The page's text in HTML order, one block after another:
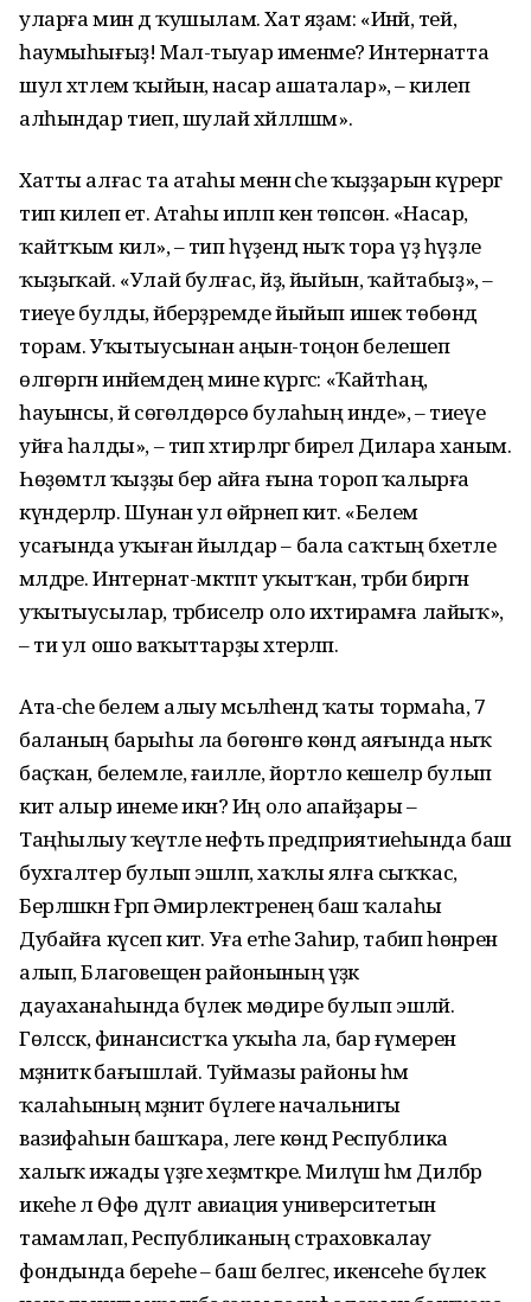
уларға мин дә ҡушылам. Хат яҙам: «Инәй, әтей,
һаумыһығыҙ! Мал-тыуар именме? Интернатта
шул хәтлем ҡыйын, насар ашаталар», – килеп
алһындар тиеп, шулай хәйләләшәм».
Хатты алғас та атаһы менән әсәһе ҡыҙҙарын күрергә
тип килеп етә. Атаһы ипләп кенә төпсөнә. «Насар,
ҡайтҡым килә», – тип һүҙендә ныҡ тора үҙ һүҙле
ҡыҙыҡай. «Улай булғас, әйҙә, йыйын, ҡайтабыҙ», –
тиеүе булды, әйберҙәремде йыйып ишек төбөндә
торам. Уҡытыусынан аңын-тоңон белешеп
өлгөргән инәйемдең мине күргәс: «Ҡайтһаң,
һауынсы, йә сөгөлдөрсө булаһың инде», – тиеүе
уйға һалды», – тип хәтирәләргә би­релә Дилара ханым.
Һөҙөмтәлә ҡыҙҙы бер айға ғына тороп ҡалырға
күндерәләр. Шунан ул өйрәнеп китә. «Белем
усағында уҡыған йылдар – бала саҡтың бәхетле
мәлдәре. Интернат-мәктәптә уҡытҡан, тәрбиә биргән
уҡытыусылар, тәрбиәселәр оло ихтирамға лайыҡ»,
– ти ул ошо ваҡыттарҙы хәтерләп.
Ата-әсәһе белем алыу мәсьәләһендә ҡаты тормаһа, 7
баланың барыһы ла бөгөнгө көндә аяғында ныҡ
баҫҡан, белемле, ғаиләле, йортло кешеләр булып
китә алыр инеме икән? Иң оло апайҙары –
Таңһылыу ҡеүәтле нефть предприятиеһында баш
бухгалтер булып эшләп, хаҡлы ялға сыҡҡас,
Берләшкән Ғәрәп Әмирлектәренең баш ҡалаһы
Дубайға күсеп китә. Уға етәһе Заһир, табип һөнәрен
алып, Благовещен районының үҙәк
дауаханаһында бүлек мөдире булып эшләй.
Гөлсәсәк, финансистҡа уҡыһа ла, бар ғүмерен
мәҙәниәткә бағышлай. Туймазы районы һәм
ҡалаһының мәҙәниәт бүлеге начальнигы
вазифаһын башҡара, әлеге көндә Республика
халыҡ ижады үҙәге хеҙмәткәре. Миләүшә һәм Дилбәр
икеһе лә Өфө дәүләт авиация университетын
тамамлап, Республиканың страховкалау
фондында береһе – баш белгес, икенсеһе бүлек